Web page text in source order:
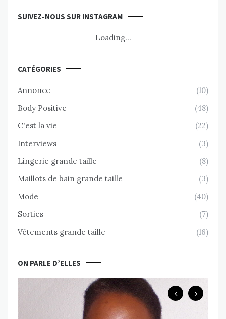
SUIVEZ-NOUS SUR INSTAGRAM
Loading...
CATÉGORIES
Annonce
(10)
Body Positive
(48)
C'est la vie
(22)
Interviews
(3)
Lingerie grande taille
(8)
Maillots de bain grande taille
(3)
Mode
(40)
Sorties
(7)
Vêtements grande taille
(16)
ON PARLE D’ELLES